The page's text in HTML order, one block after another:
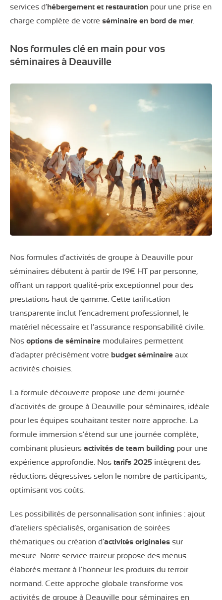
services d’hébergement et restauration pour une prise en
charge complète de votre séminaire en bord de mer.
Nos formules clé en main pour vos
séminaires à Deauville
Nos formules d’activités de groupe à Deauville pour
séminaires débutent à partir de 19€ HT par personne,
offrant un rapport qualité-prix exceptionnel pour des
prestations haut de gamme. Cette tarification
transparente inclut l’encadrement professionnel, le
matériel nécessaire et l’assurance responsabilité civile.
Nos options de séminaire modulaires permettent
d’adapter précisément votre budget séminaire aux
activités choisies.
La formule découverte propose une demi-journée
d’activités de groupe à Deauville pour séminaires, idéale
pour les équipes souhaitant tester notre approche. La
formule immersion s’étend sur une journée complète,
combinant plusieurs activités de team building pour une
expérience approfondie. Nos tarifs 2025 intègrent des
réductions dégressives selon le nombre de participants,
optimisant vos coûts.
Les possibilités de personnalisation sont infinies : ajout
d’ateliers spécialisés, organisation de soirées
thématiques ou création d’activités originales sur
mesure. Notre service traiteur propose des menus
élaborés mettant à l’honneur les produits du terroir
normand. Cette approche globale transforme vos
activités de groupe à Deauville pour séminaires en